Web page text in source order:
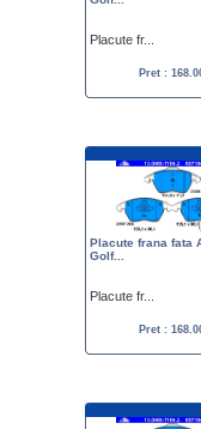
Placute fr...
Pret :
Placute frana fata
Golf...
Placute fr...
Pret :